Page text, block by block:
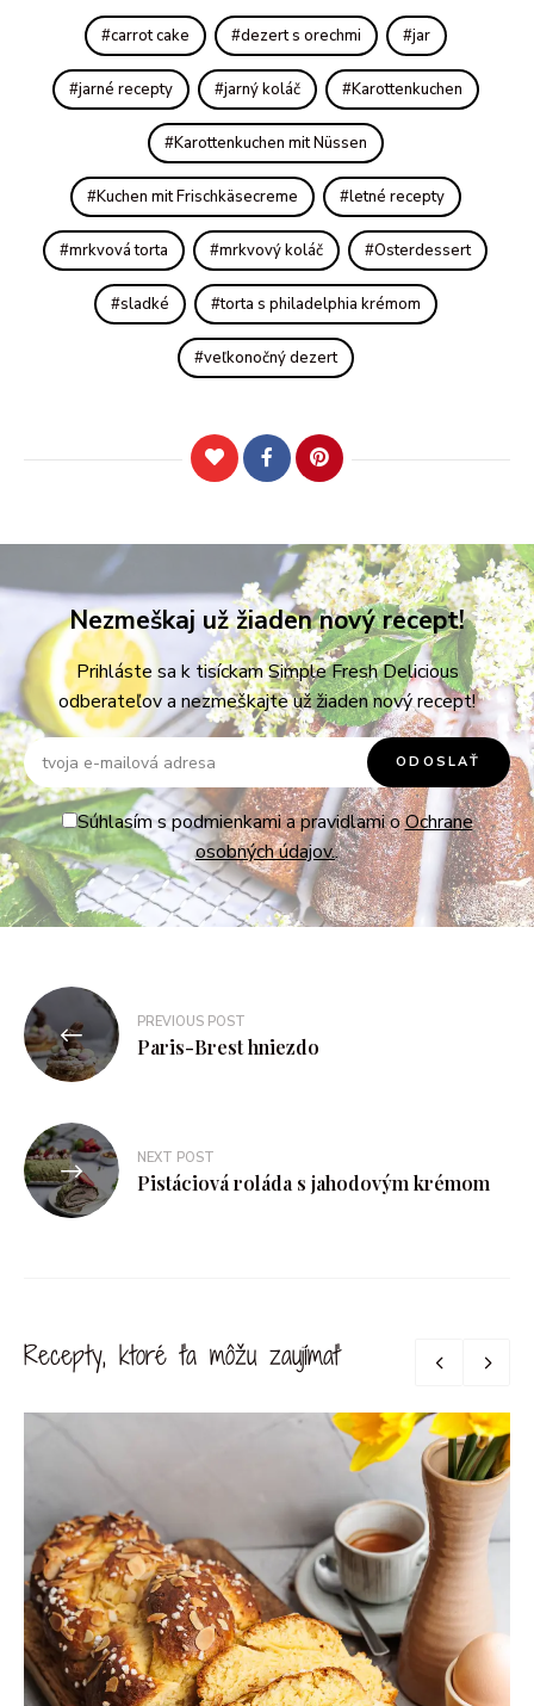
carrot cake dezert s orechmi jar
jarné recepty jarný koláč Karottenkuchen
Karottenkuchen mit Nüssen
Kuchen mit Frischkäsecreme letné recepty
mrkvová torta mrkvový koláč Osterdessert
sladké torta s philadelphia krémom
veľkonočný dezert
Nezmeškaj už žiaden nový recept!
Prihláste sa k tisíckam Simple Fresh Delicious
odberateľov a nezmeškajte už žiaden nový recept!
Súhlasím s podmienkami a pravidlami oOchrane
osobných údajov..
PREVIOUS POST
Paris-Brest hniezdo
NEXT POST
Pistáciová roláda s jahodovým krémom
Recepty, ktoré ťa môžu zaujímať